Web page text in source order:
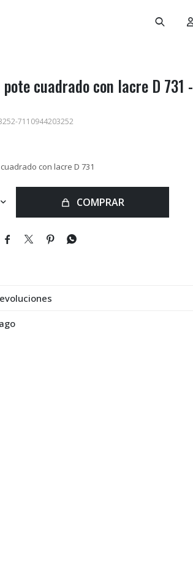
cuadrado con lacre D 731 -
7110944203252
con lacre D 731
COMPRAR
   